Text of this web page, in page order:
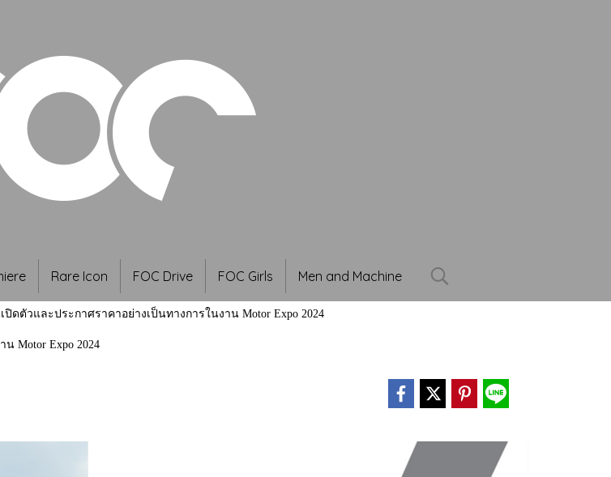
Rare Icon FOC Drive FOC Girls Men and Machine
ดตัวและประกาศราคาอย่างเป็นทางการในงาน Motor Expo 2024
Motor Expo 2024